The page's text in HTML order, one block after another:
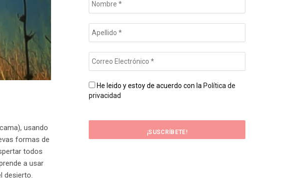
usando
formas de
todos
a usar
desierto.
He leido y estoy de acuerdo con la Política de
privacidad